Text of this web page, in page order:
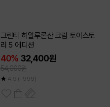
그린티 히알루론산 크림 토이스토
리 5 에디션
40% 32,400원
54,000원
4.9 (+999)